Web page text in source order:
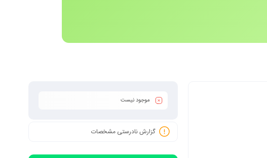
موجود نیست
گزارش نادرستی مشخصات